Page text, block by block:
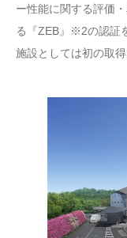
ー性能に関する評価
る『ZEB』※2の認証
施設としては初の取得